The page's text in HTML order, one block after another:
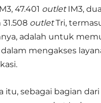
47.401 outletIM3,
outletTri,
adalah untuk
mengakses
itu, sebagai bagian dari